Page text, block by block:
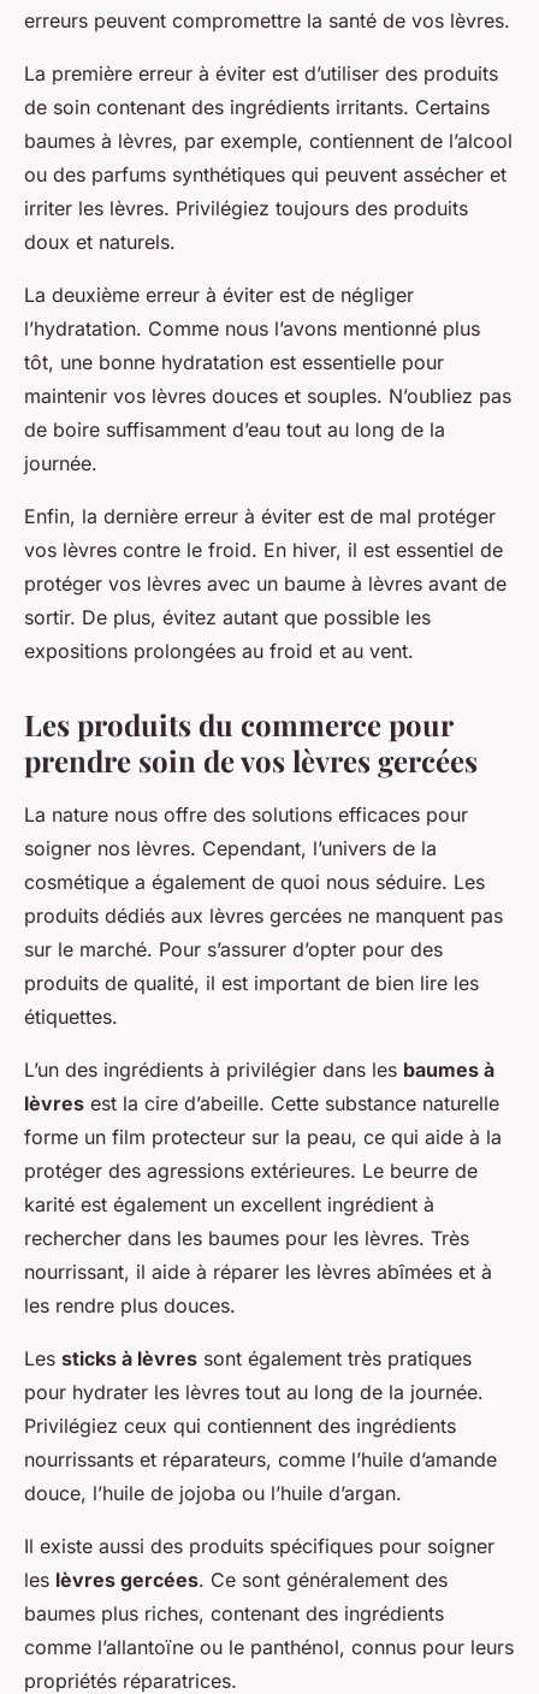
erreurs peuvent compromettre la santé de vos lèvres.
La première erreur à éviter est d’utiliser des produits
de soin contenant des ingrédients irritants. Certains
baumes à lèvres, par exemple, contiennent de l’alcool
ou des parfums synthétiques qui peuvent assécher et
irriter les lèvres. Privilégiez toujours des produits
doux et naturels.
La deuxième erreur à éviter est de négliger
l’hydratation. Comme nous l’avons mentionné plus
tôt, une bonne hydratation est essentielle pour
maintenir vos lèvres douces et souples. N’oubliez pas
de boire suffisamment d’eau tout au long de la
journée.
Enfin, la dernière erreur à éviter est de mal protéger
vos lèvres contre le froid. En hiver, il est essentiel de
protéger vos lèvres avec un baume à lèvres avant de
sortir. De plus, évitez autant que possible les
expositions prolongées au froid et au vent.
Les produits du commerce pour
prendre soin de vos lèvres gercées
La nature nous offre des solutions efficaces pour
soigner nos lèvres. Cependant, l’univers de la
cosmétique a également de quoi nous séduire. Les
produits dédiés aux lèvres gercées ne manquent pas
sur le marché. Pour s’assurer d’opter pour des
produits de qualité, il est important de bien lire les
étiquettes.
L’un des ingrédients à privilégier dans les baumes à
lèvres est la cire d’abeille. Cette substance naturelle
forme un film protecteur sur la peau, ce qui aide à la
protéger des agressions extérieures. Le beurre de
karité est également un excellent ingrédient à
rechercher dans les baumes pour les lèvres. Très
nourrissant, il aide à réparer les lèvres abîmées et à
les rendre plus douces.
Les sticks à lèvres sont également très pratiques
pour hydrater les lèvres tout au long de la journée.
Privilégiez ceux qui contiennent des ingrédients
nourrissants et réparateurs, comme l’huile d’amande
douce, l’huile de jojoba ou l’huile d’argan.
Il existe aussi des produits spécifiques pour soigner
les lèvres gercées. Ce sont généralement des
baumes plus riches, contenant des ingrédients
comme l’allantoïne ou le panthénol, connus pour leurs
propriétés réparatrices.